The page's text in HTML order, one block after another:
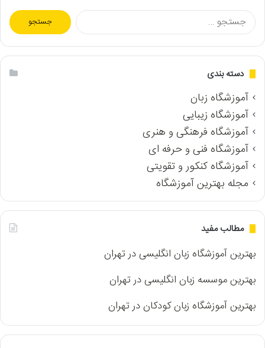
جستجو
برای:
دسته بندی
آموزشگاه زبان
آموزشگاه زیبایی
آموزشگاه فرهنگی و هنری
آموزشگاه فنی و حرفه ای
آموزشگاه کنکور و تقویتی
مجله بهترین آموزشگاه
مطالب مفید
بهترین آموزشگاه زبان انگلیسی در تهران
بهترین موسسه زبان انگلیسی در تهران
بهترین آموزشگاه زبان کودکان در تهران